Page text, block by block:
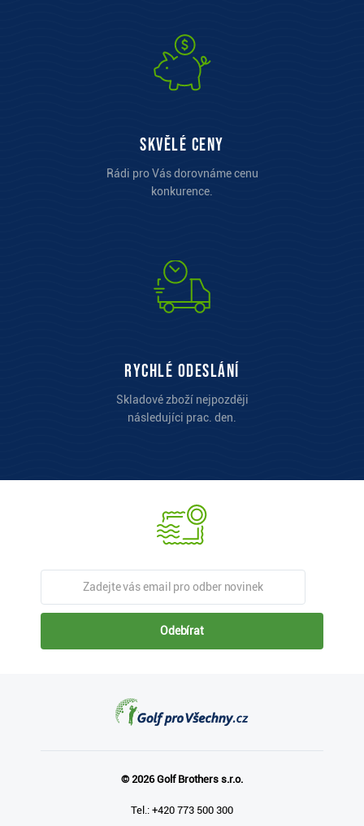
Skvělé ceny
Rádi pro Vás dorovnáme cenu
konkurence.
Rychlé odeslání
Skladové zboží nejpozději
následujíci prac. den.
Odebírat
© 2026 Golf Brothers s.r.o.
Tel.: +420 773 500 300